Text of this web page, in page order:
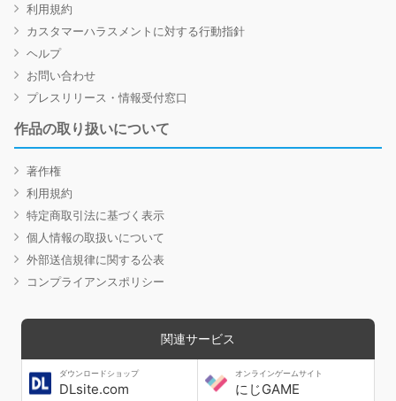
利用規約
カスタマーハラスメントに対する行動指針
ヘルプ
お問い合わせ
プレスリリース・情報受付窓口
作品の取り扱いについて
著作権
利用規約
特定商取引法に基づく表示
個人情報の取扱いについて
外部送信規律に関する公表
コンプライアンスポリシー
関連サービス
ダウンロードショップ
DLsite.com
オンラインゲームサイト
にじGAME